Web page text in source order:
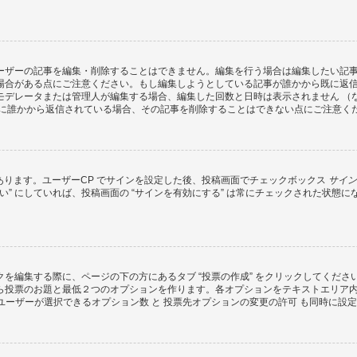
ーの記事を編集・削除することはできません。編集を行う場合は編集したい
がある点にご注意ください。もし編集しようとしている記事が誰かから既に
レータまたは管理人が編集する場合、編集した回数と日時は表示されません
かから返信されている場合、その記事を削除することはできない点にご注意く
ます。ユーザーCP でサインを設定した後、投稿画面でチェックボックス サイ
” にしていれば、投稿画面の “サインを有効にする” は常にチェックされた状態
編集する際に、ページの下の方にあるタブ “投票の作成” をクリックしてくだ
票のお題と最低２つのオプションを作ります。各オプションをテキストエリ
ザーが選択できるオプション数 と 投票先オプションの変更の許可 も同時に設